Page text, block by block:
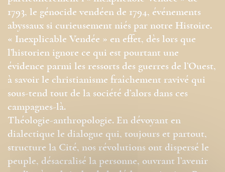
1793, le génocide vendéen de 1794, événements
abyssaux si curieusement niés par notre Histoire.
« Inexplicable Vendée » en effet, dès lors que
l’historien ignore ce qui est pourtant une
évidence parmi les ressorts des guerres de l’Ouest,
à savoir le christianisme fraîchement ravivé qui
sous-tend tout de la société d’alors dans ces
campagnes-là.
Théologie-anthropologie. En dévoyant en
dialectique le dialogue qui, toujours et partout,
structure la Cité, nos révolutions ont dispersé le
peuple, désacralisé la personne, ouvrant l’avenir